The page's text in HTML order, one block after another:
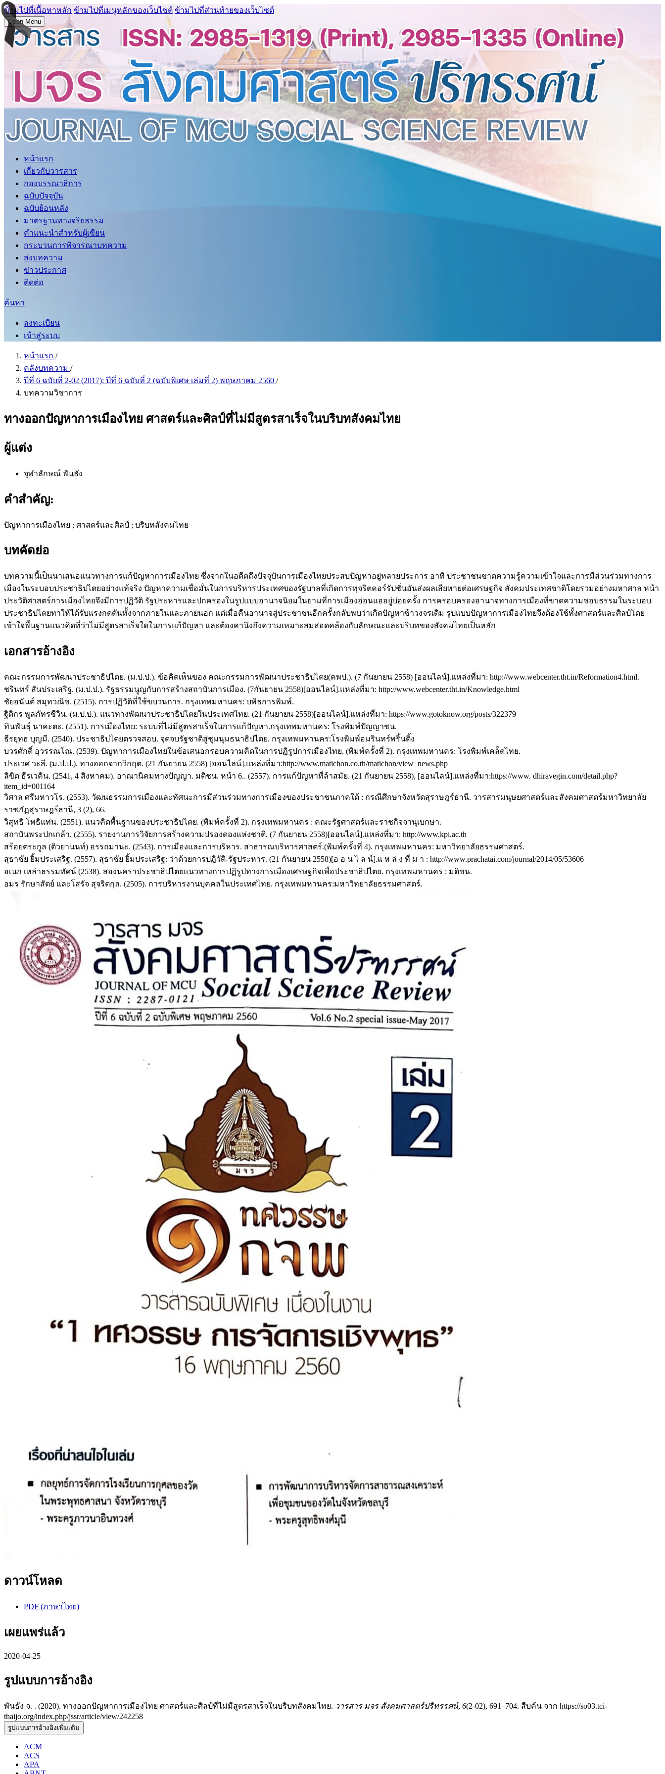
ข้ามไปที่เนื้อหาหลัก ข้ามไปที่เมนูหลักของเว็บไซต์ ข้ามไปที่ส่วนท้ายของเว็บไซต์
Open Menu
หน้าแรก
เกี่ยวกับวารสาร
กองบรรณาธิการ
ฉบับปัจจุบัน
ฉบับย้อนหลัง
มาตรฐานทางจริยธรรม
คำแนะนำสำหรับผู้เขียน
กระบวนการพิจารณาบทความ
ส่งบทความ
ข่าวประกาศ
ติดต่อ
ค้นหา
ลงทะเบียน
เข้าสู่ระบบ
หน้าแรก /
คลังบทความ /
ปีที่ 6 ฉบับที่ 2-02 (2017): ปีที่ 6 ฉบับที่ 2 (ฉบับพิเศษ เล่มที่ 2) พฤษภาคม 2560 /
บทความวิชาการ
ทางออกปัญหาการเมืองไทย ศาสตร์และศิลป์ที่ไม่มีสูตรสาเร็จในบริบทสังคมไทย
ผู้แต่ง
จุฬาลักษณ์ พันธัง
คำสำคัญ:
ปัญหาการเมืองไทย ; ศาสตร์และศิลป์ ; บริบทสังคมไทย
บทคัดย่อ
บทความนี้เป็นนาเสนอแนวทางการแก้ปัญหาการเมืองไทย ซึ่งจากในอดีตถึงปัจจุบันการเมืองไทยประสบปัญหาอยู่หลายประการ อาทิ ประชาชนขาดความรู้ความเข้าใจและการมีส่วนร่วมทางการ
เมืองในระบอบประชาธิปไตยอย่างแท้จริง ปัญหาความเชื่อมั่นในการบริหารประเทศของรัฐบาลที่เกิดการทุจริตคอร์รัปชั่นอันส่งผลเสียหายต่อเศรษฐกิจ สังคมประเทศชาติโดยรวมอย่างมหาศาล หน้า
ประวัติศาสตร์การเมืองไทยจึงมีการปฏิวัติ รัฐประหารและปกครองในรูปแบบอานาจนิยมในยามที่การเมืองอ่อนแออยู่บ่อยครั้ง การครอบครองอานาจทางการเมืองที่ขาดความชอบธรรมในระบอบ
ประชาธิปไตยทาให้ได้รับแรงกดดันทั้งจากภายในและภายนอก แต่เมื่อคืนอานาจสู่ประชาชนอีกครั้งกลับพบว่าเกิดปัญหาซ้าวงจรเดิม รูปแบบปัญหาการเมืองไทยจึงต้องใช้ทั้งศาสตร์และศิลป์โดย
เข้าใจพื้นฐานแนวคิดที่ว่าไม่มีสูตรสาเร็จใดในการแก้ปัญหา และต้องคานึงถึงความเหมาะสมสอดคล้องกับลักษณะและบริบทของสังคมไทยเป็นหลัก
เอกสารอ้างอิง
คณะกรรมการพัฒนาประชาธิปไตย. (ม.ป.ป.). ข้อคิดเห็นของ คณะกรรมการพัฒนาประชาธิปไตย(คพป.). (7 กันยายน 2558) [ออนไลน์].แหล่งที่มา: http://www.webcenter.tht.in/Reformation4.html.
ชรินทร์ สันประเสริฐ. (ม.ป.ป.). รัฐธรรมนูญกับการสร้างสถาบันการเมือง. (7กันยายน 2558)[ออนไลน์].แหล่งที่มา: http://www.webcenter.tht.in/Knowledge.html
ชัยอนันต์ สมุทวณิช. (2515). การปฏิวัติที่ใช้ขบวนการ. กรุงเทพมหานคร: บพิธการพิมพ์.
ฐิติกร พูลภัทรชีวิน. (ม.ป.ป.). แนวทางพัฒนาประชาธิปไตยในประเทศไทย. (21 กันยายน 2558)[ออนไลน์].แหล่งที่มา: https://www.gotoknow.org/posts/322379
ทินพันธุ์ นาคะตะ. (2551). การเมืองไทย: ระบบที่ไม่มีสูตรสาเร็จในการแก้ปัญหา.กรุงเทพมหานคร: โรงพิมพ์ปัญญาชน.
ธีรยุทธ บุญมี. (2540). ประชาธิปไตยตรวจสอบ. จุดจบรัฐชาติสู่ชุมนุมธนาธิปไตย. กรุงเทพมหานคร:โรงพิมพ์อมรินทร์พริ้นติ้ง
บวรศักดิ์ อุวรรณโณ. (2539). ปัญหาการเมืองไทยในข้อเสนอกรอบความคิดในการปฏิรูปการเมืองไทย. (พิมพ์ครั้งที่ 2). กรุงเทพมหานคร: โรงพิมพ์เคล็ดไทย.
ประเวศ วะสี. (ม.ป.ป.). ทางออกจากวิกฤต. (21 กันยายน 2558) [ออนไลน์].แหล่งที่มา:http://www.matichon.co.th/matichon/view_news.php
ลิขิต ธีรเวคิน. (2541, 4 สิงหาคม). อาณานิคมทางปัญญา. มติชน. หน้า 6.. (2557). การแก้ปัญหาที่ล้าสมัย. (21 กันยายน 2558), [ออนไลน์].แหล่งที่มา:https://www. dhiravegin.com/detail.php?
item_id=001164
วิศาล ศรีมหาวโร. (2553). วัฒนธรรมการเมืองและทัศนะการมีส่วนร่วมทางการเมืองของประชาชนภาคใต้ : กรณีศึกษาจังหวัดสุราษฎร์ธานี. วารสารมนุษยศาสตร์และสังคมศาสตร์มหาวิทยาลัย
ราชภัฏสุราษฎร์ธานี, 3 (2), 66.
วิสุทธิ โพธิแท่น. (2551). แนวคิดพื้นฐานของประชาธิปไตย. (พิมพ์ครั้งที่ 2). กรุงเทพมหานคร : คณะรัฐศาสตร์และราชกิจจานุเบกษา.
สถาบันพระปกเกล้า. (2555). รายงานการวิจัยการสร้างความปรองดองแห่งชาติ. (7 กันยายน 2558)[ออนไลน์].แหล่งที่มา: http://www.kpi.ac.th
สร้อยตระกูล (ติวยานนท์) อรรถมานะ. (2543). การเมืองและการบริหาร. สาธารณบริหารศาสตร์.(พิมพ์ครั้งที่ 4). กรุงเทพมหานคร: มหาวิทยาลัยธรรมศาสตร์.
สุธาชัย ยิ้มประเสริฐ. (2557). สุธาชัย ยิ้มประเสริฐ: ว่าด้วยการปฏิวัติ-รัฐประหาร. (21 กันยายน 2558)[อ อ น ไ ล น์].แ ห ล่ ง ที่ ม า : http://www.prachatai.com/journal/2014/05/53606
อเนก เหล่าธรรมทัศน์ (2538). สองนคราประชาธิปไตยแนวทางการปฏิรูปทางการเมืองเศรษฐกิจเพื่อประชาธิปไตย. กรุงเทพมหานคร : มติชน.
อมร รักษาสัตย์ และโสรัจ สุจริตกุล. (2505). การบริหารงานบุคคลในประเทศไทย. กรุงเทพมหานคร:มหาวิทยาลัยธรรมศาสตร์.
ดาวน์โหลด
PDF (ภาษาไทย)
เผยแพร่แล้ว
2020-04-25
รูปแบบการอ้างอิง
พันธัง จ. . (2020). ทางออกปัญหาการเมืองไทย ศาสตร์และศิลป์ที่ไม่มีสูตรสาเร็จในบริบทสังคมไทย. วารสาร มจร สังคมศาสตร์ปริทรรศน์, 6(2-02), 691–704. สืบค้น จาก https://so03.tci-
thaijo.org/index.php/jssr/article/view/242258
รูปแบบการอ้างอิงเพิ่มเติม
ACM
ACS
APA